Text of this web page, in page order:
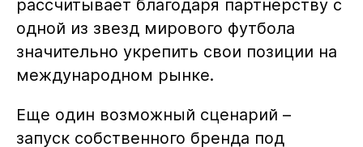
рассчитывает благодаря партнерству с
одной из звезд мирового футбола
значительно укрепить свои позиции на
международном рынке.
Еще один возможный сценарий –
запуск собственного бренда под